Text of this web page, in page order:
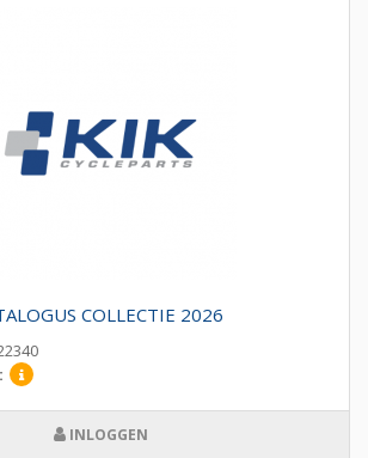
COLLECTIE 2026
INLOGGEN